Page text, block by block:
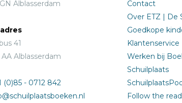
Alblasserdam
41
Alblasserdam
(0)85 - 0712 842
Contact
Over ETZ | De
Goedkope
Klantenservice
Werken bij
Schuilplaats
Follow the